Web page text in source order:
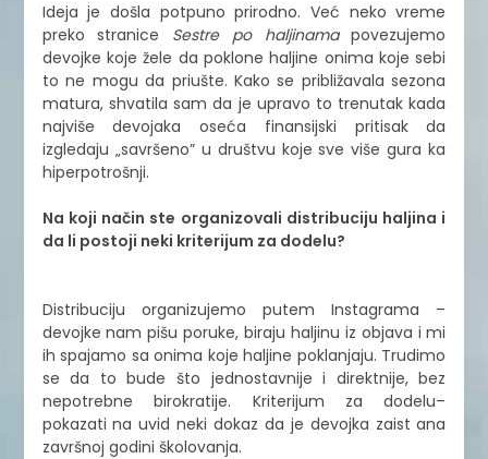
Ideja je došla potpuno prirodno. Već neko vreme
preko stranice Sestre po haljinamapovezujemo
devojke koje žele da poklone haljine onima koje sebi
to ne mogu da priušte. Kako se približavala sezona
matura, shvatila sam da je upravo to trenutak kada
najviše devojaka oseća finansijski pritisak da
izgledaju „savršeno” u društvu koje sve više gura ka
hiperpotrošnji.
Na koji način ste organizovali distribuciju haljina i
da li postoji neki kriterijum za dodelu?
Distribuciju organizujemo putem Instagrama –
devojke nam pišu poruke, biraju haljinu iz objava i mi
ih spajamo sa onima koje haljine poklanjaju. Trudimo
se da to bude što jednostavnije i direktnije, bez
nepotrebne birokratije. Kriterijum za dodelu–
pokazati na uvid neki dokaz da je devojka zaist ana
završnoj godini školovanja.